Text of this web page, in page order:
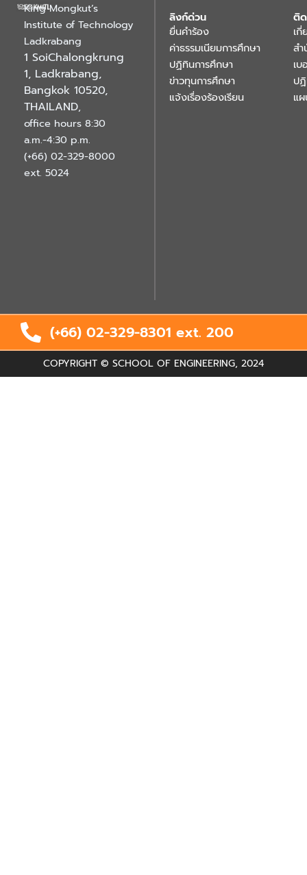
King Mongkut’s
Institute of Technology
Ladkrabang
1 SoiChalongkrung
1, Ladkrabang,
Bangkok 10520,
THAILAND,
office hours 8:30
a.m.-4:30 p.m.
(+66) 02-329-8000
ext. 5024
ลิงก์ด่วน
ยื่นคำร้อง
ค่าธรรมเนียมการศึกษา
ปฏิทินการศึกษา
ข่าวทุนการศึกษา
แจ้งเรื่องร้องเรียน
ติ
เกี่
ส
เ
ป
แ
(+66) 02-329-8301 ext. 200
COPYRIGHT © SCHOOL OF ENGINEERING, 2024